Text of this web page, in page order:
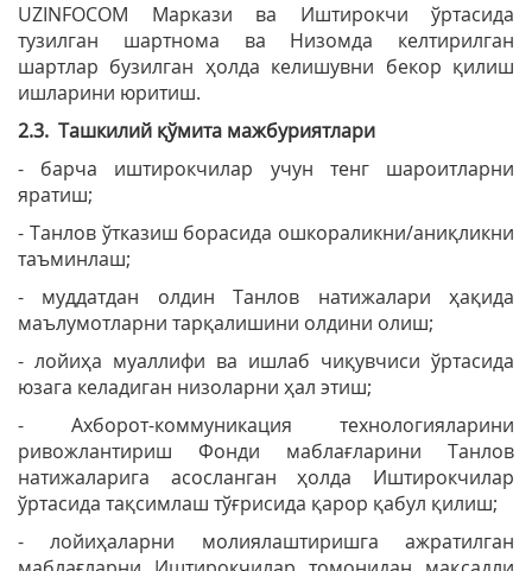
UZINFOCOM Маркази ва Иштирокчи ўртасида
тузилган шартнома ва Низомда келтирилган
шартлар бузилган ҳолда келишувни бекор қилиш
ишларини юритиш.
2.3. Ташкилий қўмита мажбуриятлари
- барча иштирокчилар учун тенг шароитларни
яратиш;
- Танлов ўтказиш борасида ошкораликни/аниқликни
таъминлаш;
- муддатдан олдин Танлов натижалари ҳақида
маълумотларни тарқалишини олдини олиш;
- лойиҳа муаллифи ва ишлаб чиқувчиси ўртасида
юзага келадиган низоларни ҳал этиш;
- Ахборот-коммуникация технологияларини
ривожлантириш Фонди маблағларини Танлов
натижаларига асосланган ҳолда Иштирокчилар
ўртасида тақсимлаш тўғрисида қарор қабул қилиш;
- лойиҳаларни молиялаштиришга ажратилган